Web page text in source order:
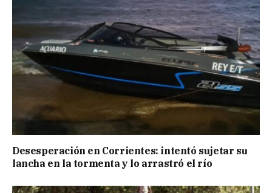
Desesperación en Corrientes: intentó sujetar su
lancha en la tormenta y lo arrastró el río